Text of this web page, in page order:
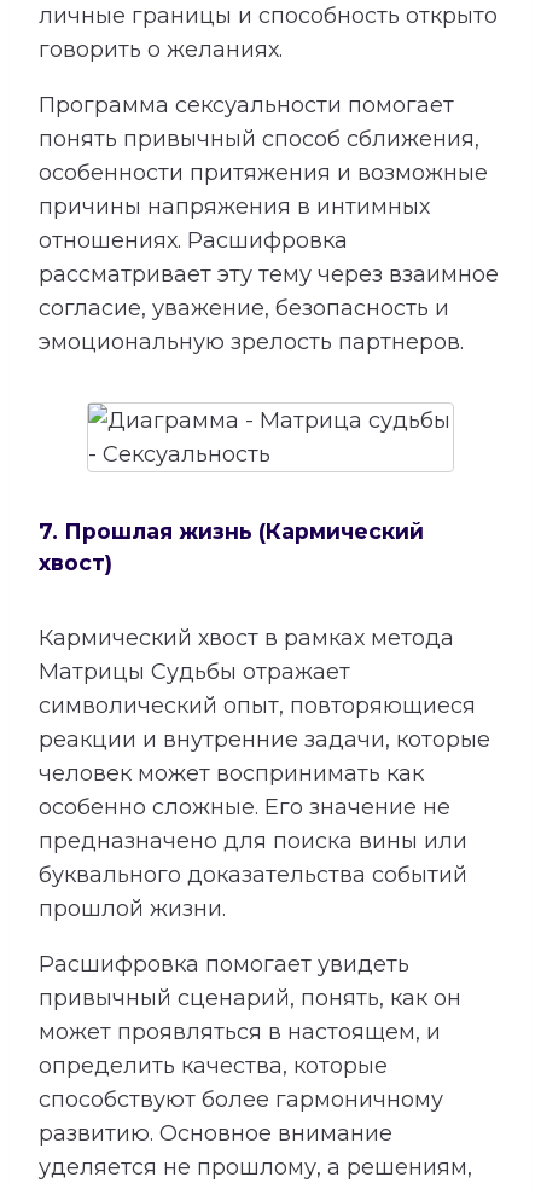
личные границы и способность открыто
говорить о желаниях.
Программа сексуальности помогает
понять привычный способ сближения,
особенности притяжения и возможные
причины напряжения в интимных
отношениях. Расшифровка
рассматривает эту тему через взаимное
согласие, уважение, безопасность и
эмоциональную зрелость партнеров.
7. Прошлая жизнь (Кармический
хвост)
Кармический хвост в рамках метода
Матрицы Судьбы отражает
символический опыт, повторяющиеся
реакции и внутренние задачи, которые
человек может воспринимать как
особенно сложные. Его значение не
предназначено для поиска вины или
буквального доказательства событий
прошлой жизни.
Расшифровка помогает увидеть
привычный сценарий, понять, как он
может проявляться в настоящем, и
определить качества, которые
способствуют более гармоничному
развитию. Основное внимание
уделяется не прошлому, а решениям,